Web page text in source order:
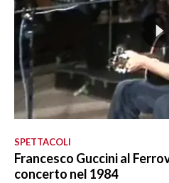
SPETTACOLI
Francesco Guccini al
concerto nel 1984